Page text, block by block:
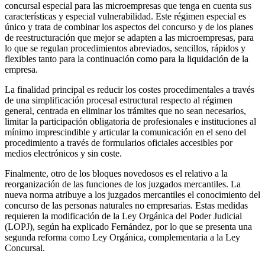
concursal especial para las microempresas que tenga en cuenta sus
características y especial vulnerabilidad. Este régimen especial es
único y trata de combinar los aspectos del concurso y de los planes
de reestructuración que mejor se adapten a las microempresas, para
lo que se regulan procedimientos abreviados, sencillos, rápidos y
flexibles tanto para la continuación como para la liquidación de la
empresa.
La finalidad principal es reducir los costes procedimentales a través
de una simplificación procesal estructural respecto al régimen
general, centrada en eliminar los trámites que no sean necesarios,
limitar la participación obligatoria de profesionales e instituciones al
mínimo imprescindible y articular la comunicación en el seno del
procedimiento a través de formularios oficiales accesibles por
medios electrónicos y sin coste.
Finalmente, otro de los bloques novedosos es el relativo a la
reorganización de las funciones de los juzgados mercantiles. La
nueva norma atribuye a los juzgados mercantiles el conocimiento del
concurso de las personas naturales no empresarias. Estas medidas
requieren la modificación de la Ley Orgánica del Poder Judicial
(LOPJ), según ha explicado Fernández, por lo que se presenta una
segunda reforma como Ley Orgánica, complementaria a la Ley
Concursal.